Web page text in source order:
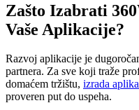
Zašto Izabrati
Vaše Aplikacije?
Razvoj aplikacije je
partnera. Za sve koji traže
domaćem tržištu, izrada
proveren put do uspeha.